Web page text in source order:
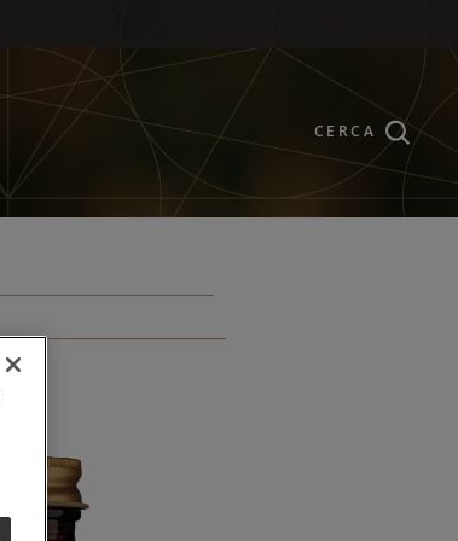
CERCA